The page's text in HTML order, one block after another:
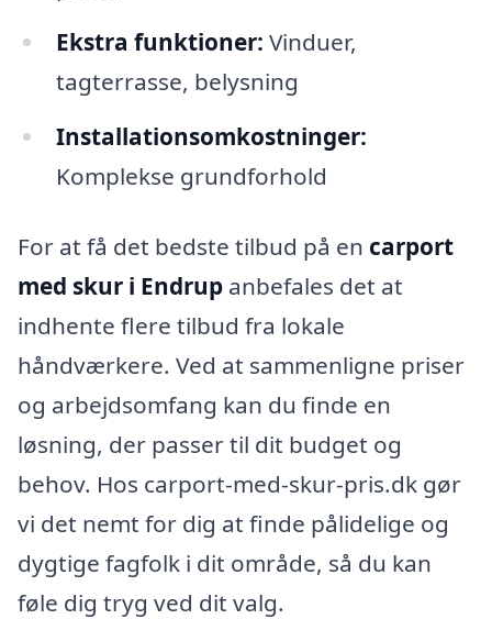
Ekstra funktioner: Vinduer,
tagterrasse, belysning
Installationsomkostninger:
Komplekse grundforhold
For at få det bedste tilbud på en carport
med skur i Endrup anbefales det at
indhente flere tilbud fra lokale
håndværkere. Ved at sammenligne priser
og arbejdsomfang kan du finde en
løsning, der passer til dit budget og
behov. Hos carport-med-skur-pris.dk gør
vi det nemt for dig at finde pålidelige og
dygtige fagfolk i dit område, så du kan
føle dig tryg ved dit valg.